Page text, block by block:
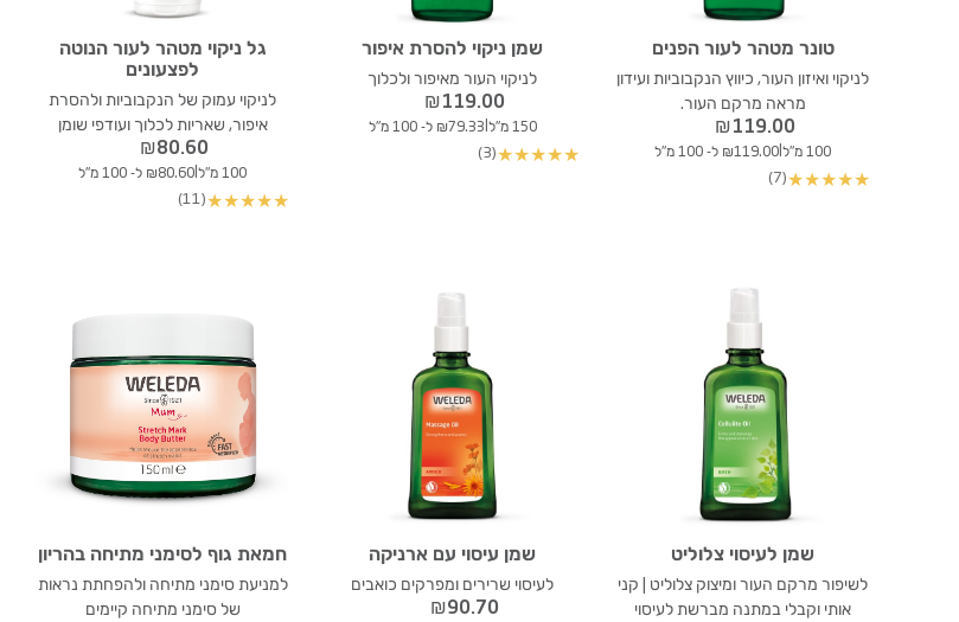
טונר מטהר לעור הפנים
לניקוי ואיזון העור, כיווץ הנקבוביות ועידון
מראה מרקם העור.
₪119.00
100 מ"ל | ₪119.00 ל- 100 מ"ל
★
★
★
★
★
(7)
שמן ניקוי להסרת איפור
לניקוי העור מאיפור ולכלוך
₪119.00
150 מ"ל ₪79.33 ל- 100 מ"ל
★
★
★
★
★
(3)
גל ניקוי מטהר לעור הנוטה
לפצעונים
לניקוי עמוק של הנקבוביות ולהסרת
איפור, שאריות לכלוך ועודפי שומן
₪80.60
100 מ"ל | ₪80.60 ל- 100 מ"ל
★
★
★
★
★
(11)
שמן לעיסוי צלוליט
לשיפור מרקם העור ומיצוק צלוליט | קני
אותי וקבלי במתנה מברשת לעיסוי
שמן עיסוי עם ארניקה
לעיסוי שרירים ומפרקים כואבים
₪90.70
חמאת גוף לסימני מתיחה בהריון
למניעת סימני מתיחה ולהפחתת נראות
של סימני מתיחה קיימים